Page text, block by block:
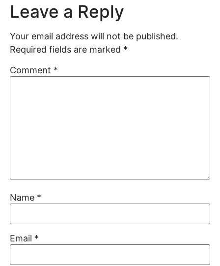
Leave a Reply
Your email address will not be published.
Required fields are marked *
Comment *
Name *
Email *